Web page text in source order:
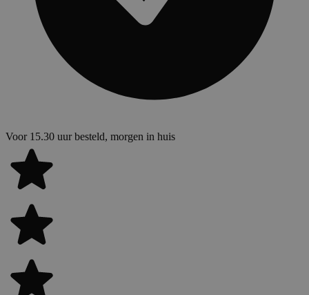
Voor 15.30 uur besteld, morgen in huis